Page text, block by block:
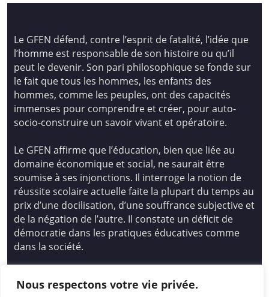
Nous respectons votre vie privée.
Le GFEN défend, contre l’esprit de fatalité, l’idée que
l’homme est responsable de son histoire ou qu’il
peut le devenir. Son pari philosophique se fonde sur
le fait que tous les hommes, les enfants des
hommes, comme les peuples, ont des capacités
immenses pour comprendre et créer, pour auto-
socio-construire un savoir vivant et opératoire.
Le GFEN affirme que l’éducation, bien que liée au
domaine économique et social, ne saurait être
soumise à ses injonctions. Il interroge la notion de
réussite scolaire actuelle faite la plupart du temps au
prix d’une docilisation, d’une souffrance subjective et
de la négation de l’autre. Il constate un déficit de
démocratie dans les pratiques éducatives comme
dans la société.
Nouvelle